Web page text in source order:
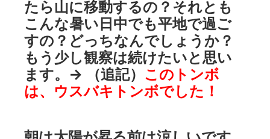
たら山に移動するの？それとも
こんな暑い日中でも平地で過ご
すの？どっちなんでしょうか？
もう少し観察は続けたいと思い
ます。→ （追記） このトンボ
は、ウスバキトンボでした！